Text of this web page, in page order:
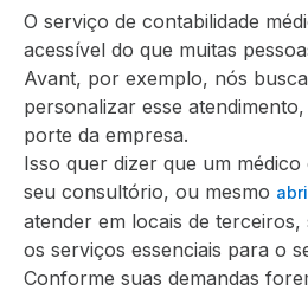
O serviço de contabilidade
acessível do que muitas
Avant, por exemplo, nós
personalizar esse
porte da empresa.
Isso quer dizer que um
seu consultório, ou mesmo
atender em locais de
os serviços essenciais para o
Conforme suas demandas